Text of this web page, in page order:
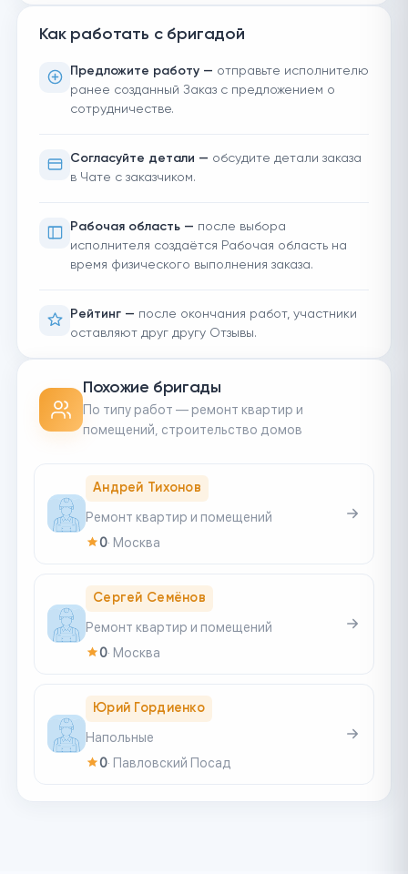
Как работать с бригадой
Предложите работу — отправьте исполнителю
ранее созданный Заказ с предложением о
сотрудничестве.
Согласуйте детали — обсудите детали заказа
в Чате с заказчиком.
Рабочая область — после выбора
исполнителя создаётся Рабочая область на
время физического выполнения заказа.
Рейтинг — после окончания работ, участники
оставляют друг другу Отзывы.
Похожие бригады
По типу работ — ремонт квартир и
помещений, строительство домов
Андрей Тихонов
Ремонт квартир и помещений
0· Москва
Сергей Семёнов
Ремонт квартир и помещений
0· Москва
Юрий Гордиенко
Напольные
0· Павловский Посад